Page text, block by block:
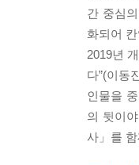
간 중심
화되어
2019년
다”(이동
인물을
의 뒷이
사」를